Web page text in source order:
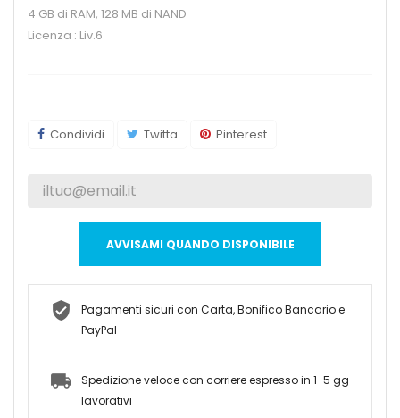
4 GB di RAM, 128 MB di NAND
Licenza : Liv.6
Condividi Twitta Pinterest
AVVISAMI QUANDO DISPONIBILE
Pagamenti sicuri con Carta, Bonifico Bancario e
PayPal
Spedizione veloce con corriere espresso in 1-5 gg
lavorativi